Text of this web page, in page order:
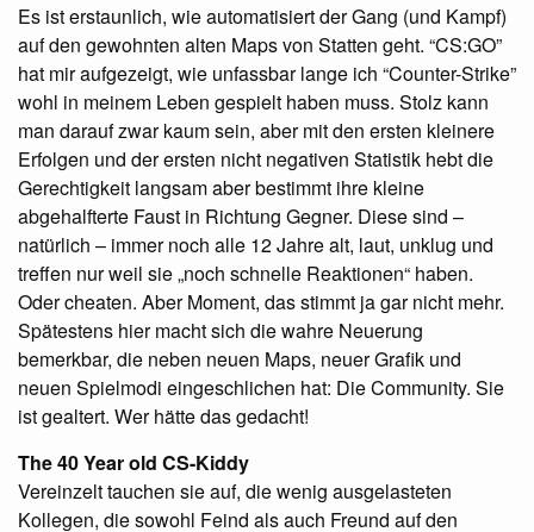
Es ist erstaunlich, wie automatisiert der Gang (und Kampf)
auf den gewohnten alten Maps von Statten geht. “CS:GO”
hat mir aufgezeigt, wie unfassbar lange ich “Counter-Strike”
wohl in meinem Leben gespielt haben muss. Stolz kann
man darauf zwar kaum sein, aber mit den ersten kleinere
Erfolgen und der ersten nicht negativen Statistik hebt die
Gerechtigkeit langsam aber bestimmt ihre kleine
abgehalfterte Faust in Richtung Gegner. Diese sind –
natürlich – immer noch alle 12 Jahre alt, laut, unklug und
treffen nur weil sie „noch schnelle Reaktionen“ haben.
Oder cheaten. Aber Moment, das stimmt ja gar nicht mehr.
Spätestens hier macht sich die wahre Neuerung
bemerkbar, die neben neuen Maps, neuer Grafik und
neuen Spielmodi eingeschlichen hat: Die Community. Sie
ist gealtert. Wer hätte das gedacht!
The 40 Year old CS-Kiddy
Vereinzelt tauchen sie auf, die wenig ausgelasteten
Kollegen, die sowohl Feind als auch Freund auf den